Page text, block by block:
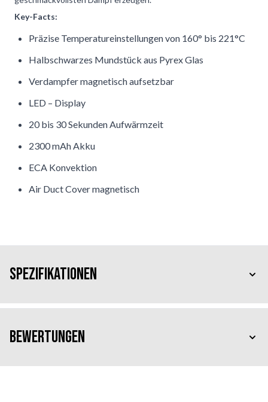
Key-Facts:
Präzise Temperatureinstellungen von 160° bis 221°C
Halbschwarzes Mundstück aus Pyrex Glas
Verdampfer magnetisch aufsetzbar
LED – Display
20 bis 30 Sekunden Aufwärmzeit
2300 mAh Akku
ECA Konvektion
Air Duct Cover magnetisch
Spezifikationen
Bewertungen